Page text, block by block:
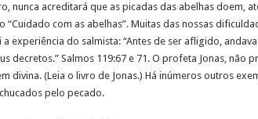
nunca acreditará que as picadas das abelhas doem,
“Cuidado com as abelhas”. Muitas das nossas
a experiência do salmista: “Antes de ser afligido,
decretos.” Salmos 119:67 e 71. O profeta Jonas,
divina. (Leia o livro de Jonas.) Há inúmeros outros
pelo pecado.